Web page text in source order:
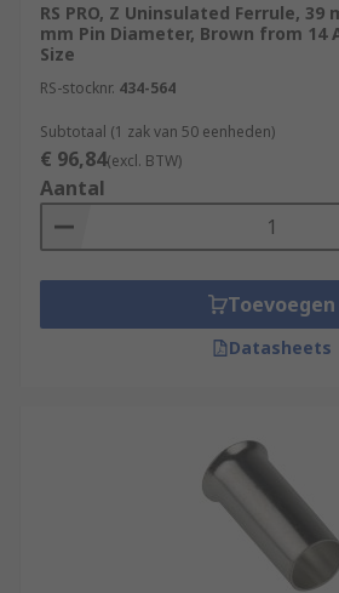
RS PRO, Z Uninsulated Ferrule, 39
mm Pin Diameter, Brown from 14
Size
RS-stocknr. 434-564
Subtotaal (1 zak van 50 eenheden)
€ 96,84(excl. BTW)
Aantal
Toevoegen
Datasheets